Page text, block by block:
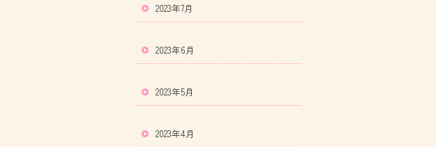
2023年7月
2023年6月
2023年5月
2023年4月